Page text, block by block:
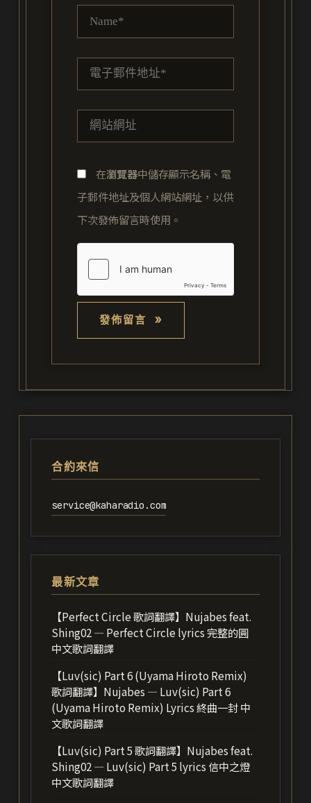
Name*
子
地
*
站
址
在瀏覽器中儲存顯示名稱、電
子郵件地址及個人網站網址，以供
下次發佈留言時使用。
合約來信
service@kaharadio.com
最新文章
【Perfect Circle 歌詞翻譯】Nujabes feat.
Shing02 — Perfect Circle lyrics 完整的圓
中文歌詞翻譯
【Luv(sic) Part 6 (Uyama Hiroto Remix)
歌詞翻譯】Nujabes — Luv(sic) Part 6
(Uyama Hiroto Remix) Lyrics 終曲一封 中
文歌詞翻譯
【Luv(sic) Part 5 歌詞翻譯】Nujabes feat.
Shing02 — Luv(sic) Part 5 lyrics 信中之燈
中文歌詞翻譯